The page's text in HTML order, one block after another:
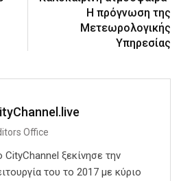
Η πρόγνωση της
Μετεωρολογικής
Υπηρεσίας
Office
CityChannel ξεκίνησε την
του το 2017 με κύριο